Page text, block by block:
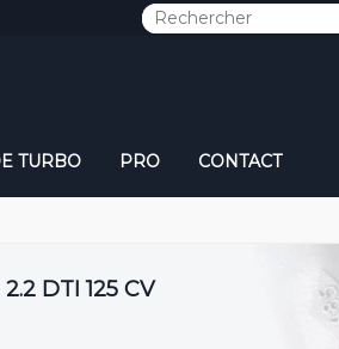
TURBO PRO CONTACT
DTI 125 CV